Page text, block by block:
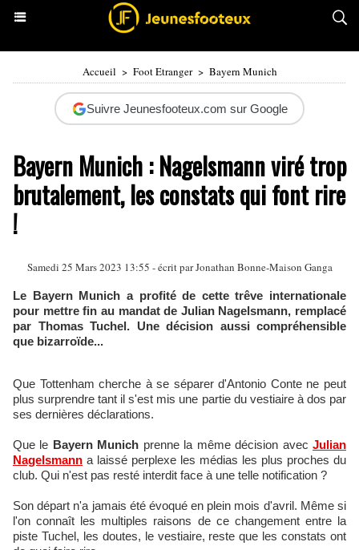
Accueil > Foot Etranger > Bayern Munich
Suivre Jeunesfooteux.com sur Google
Bayern Munich : Nagelsmann viré trop
brutalement, les constats qui font rire
!
Samedi 25 Mars 2023 13:55 - écrit parJonathan Bonne-Maison Ganga
Le Bayern Munich a profité de cette trêve internationale
pour mettre fin au mandat de Julian Nagelsmann, remplacé
par Thomas Tuchel. Une décision aussi compréhensible
que bizarroïde...
Que Tottenham cherche à se séparer d'Antonio Conte ne peut
plus surprendre tant il s'est mis une partie du vestiaire à dos par
ses dernières déclarations.
Que le Bayern Munich prenne la même décision avecJulian
Nagelsmann a laissé perplexe les médias les plus proches du
club. Qui n'est pas resté interdit face à une telle notification ?
Son départ n'a jamais été évoqué en plein mois d'avril. Même si
l'on connaît les multiples raisons de ce changement entre la
piste Tuchel, les doutes, le vestiaire, reste que les constats ont